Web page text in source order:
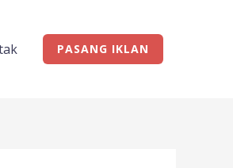
PASANG IKLAN